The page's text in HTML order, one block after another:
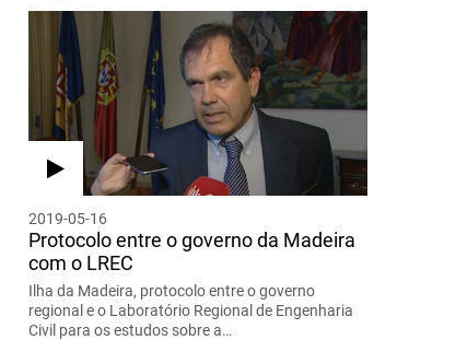
2019-05-16
Protocolo entre o governo da Madeira
com o LREC
Ilha da Madeira, protocolo entre o governo
regional e o Laboratório Regional de Engenharia
Civil para os estudos sobre a…